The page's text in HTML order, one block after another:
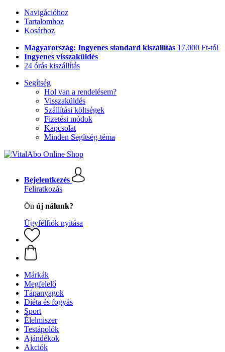
Navigációhoz
Tartalomhoz
Kosárhoz
Magyarország: Ingyenes standard kiszállítás 17.000 Ft-tól
Ingyenes visszaküldés
24 órás kiszállítás
Segítség
Hol van a rendelésem?
Visszaküldés
Szállítási költségek
Fizetési módok
Kapcsolat
Minden Segítség-téma
Bejelentkezés
Feliratkozás
Ön új nálunk?
Ügyfélfiók nyitása
Márkák
Megfelelő
Tápanyagok
Diéta és fogyás
Sport
Élelmiszer
Testápolók
Ajándékok
Akciók